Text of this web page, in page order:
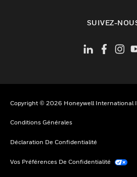
SUIVEZ-
Copyright © 2026 Honeywell International
Conditions Générales
Déclaration De Confidentialité
Vos Préférences De Confidentialité